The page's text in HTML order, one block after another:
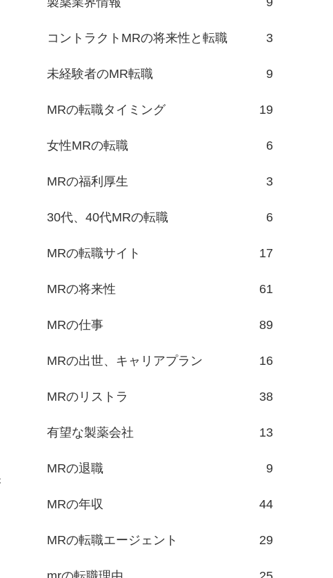
コントラクトMRの将来性と転職 3
未経験者のMR転職 9
MRの転職タイミング 19
女性MRの転職 6
MRの福利厚生 3
30代、40代MRの転職 6
MRの転職サイト 17
MRの将来性 61
MRの仕事 89
MRの出世、キャリアプラン 16
MRのリストラ 38
有望な製薬会社 13
MRの退職 9
MRの年収 44
MRの転職エージェント 29